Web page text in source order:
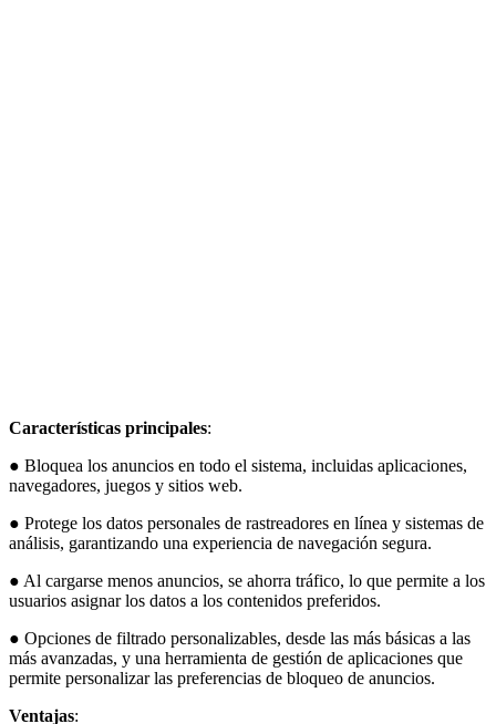
Características principales:
● Bloquea los anuncios en todo el sistema, incluidas aplicaciones,
navegadores, juegos y sitios web.
● Protege los datos personales de rastreadores en línea y sistemas de
análisis, garantizando una experiencia de navegación segura.
● Al cargarse menos anuncios, se ahorra tráfico, lo que permite a los
usuarios asignar los datos a los contenidos preferidos.
● Opciones de filtrado personalizables, desde las más básicas a las
más avanzadas, y una herramienta de gestión de aplicaciones que
permite personalizar las preferencias de bloqueo de anuncios.
Ventajas: